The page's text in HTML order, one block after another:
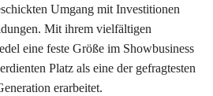
Umgang mit Investitionen
Mit ihrem vielfältigen
eine feste Größe im Showbusiness
Platz als eine der gefragtesten
erarbeitet.